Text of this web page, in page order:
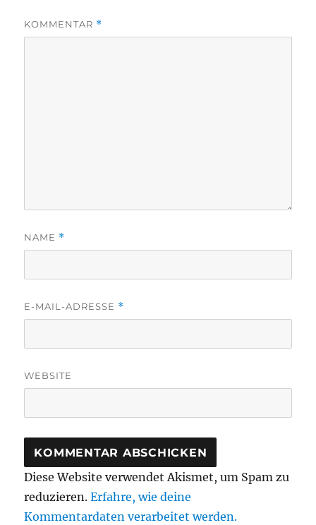
KOMMENTAR *
NAME *
E-MAIL-ADRESSE *
WEBSITE
Diese Website verwendet Akismet, um Spam zu
reduzieren.Erfahre, wie deine
Kommentardaten verarbeitet werden.